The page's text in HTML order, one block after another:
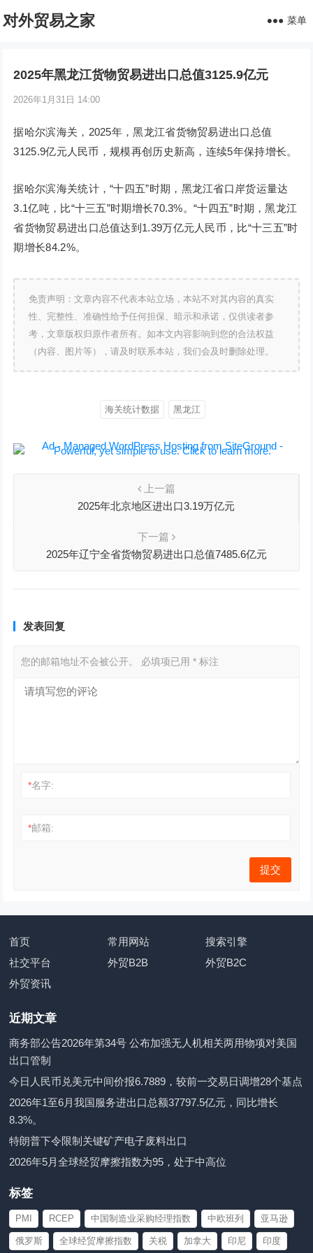
对外贸易之家 菜单
2025年黑龙江货物贸易进出口总值3125.9亿元
2026年1月31日 14:00
据哈尔滨海关，2025年，黑龙江省货物贸易进出口总值
3125.9亿元人民币，规模再创历史新高，连续5年保持增长。
据哈尔滨海关统计，“十四五”时期，黑龙江省口岸货运量达
3.1亿吨，比“十三五”时期增长70.3%。“十四五”时期，黑龙江
省货物贸易进出口总值达到1.39万亿元人民币，比“十三五”时
期增长84.2%。
免责声明：文章内容不代表本站立场，本站不对其内容的真实
性、完整性、准确性给予任何担保、暗示和承诺，仅供读者参
考，文章版权归原作者所有。如本文内容影响到您的合法权益
（内容、图片等），请及时联系本站，我们会及时删除处理。
海关统计数据 黑龙江
上一篇
2025年北京地区进出口3.19万亿元
下一篇
2025年辽宁全省货物贸易进出口总值7485.6亿元
发表回复
您的邮箱地址不会被公开。 必填项已用* 标注
*名字:
*邮箱:
首页 常用网站
搜索引擎
社交平台
外贸B2B
外贸B2C
外贸资讯
近期文章
商务部公告2026年第34号 公布加强无人机相关两用物项对美国
出口管制
今日人民币兑美元中间价报6.7889，较前一交易日调增28个基点
2026年1至6月我国服务进出口总额37797.5亿元，同比增长
8.3%。
特朗普下令限制关键矿产电子废料出口
2026年5月全球经贸摩擦指数为95，处于中高位
标签
PMI RCEP 中国制造业采购经理指数 中欧班列 亚马逊
俄罗斯 全球经贸摩擦指数 关税 加拿大 印尼 印度